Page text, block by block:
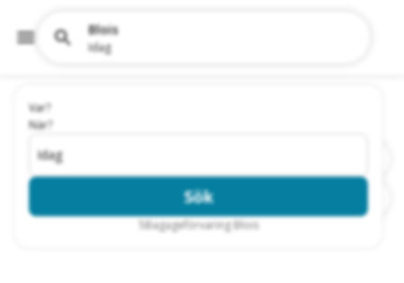
Var?
När?
Idag
Sök
5Bagageförvaring Blois
Blois
Idag